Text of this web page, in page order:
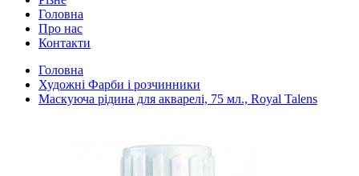
Головна
Про нас
Контакти
Головна
Художні Фарби і розчинники
Маскуюча рідина для акварелі, 75 мл., Royal Talens